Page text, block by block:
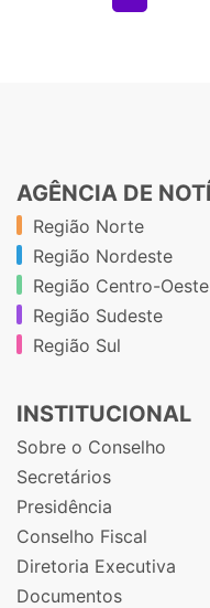
AGÊNCIA DE
Região Norte
Região Nordeste
Região Centro-Oeste
Região Sudeste
Região Sul
INSTITUCIONAL
Sobre o Conselho
Secretários
Presidência
Conselho Fiscal
Diretoria Executiva
Documentos